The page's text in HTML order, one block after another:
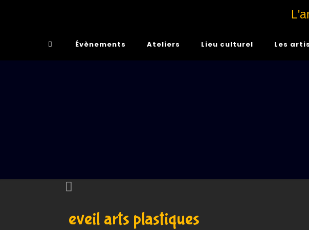
Évènements Ateliers Lieu culturel Les
eveil arts plastiques